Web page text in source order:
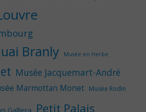
Branly Musée en Herbe
Musée Jacquemart-André
Marmottan Monet Musée Rodin
Galliera Petit Palais